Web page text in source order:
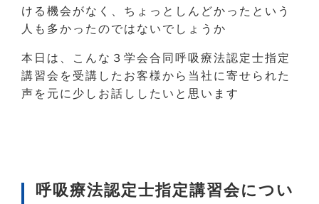
ける機会がなく、ちょっとしんどかったという
人も多かったのではないでしょうか
本日は、こんな３学会合同呼吸療法認定士指定
講習会を受講したお客様から当社に寄せられた
声を元に少しお話ししたいと思います
呼吸療法認定士指定講習会につい